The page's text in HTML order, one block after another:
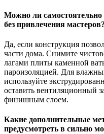
Можно ли
без привлечения мастеров?
Да, если конструкция
части дома. Снимите
лагами плиты каменной
пароизоляцией. Для
используйте
оставить вентиляционный
финишным слоем.
Какие дополнительные
предусмотреть в сильно